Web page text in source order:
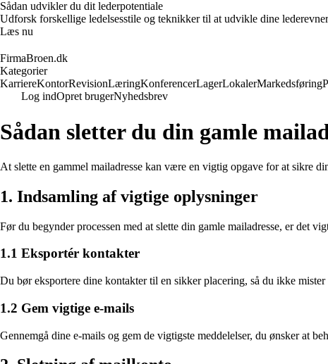
Sådan udvikler du dit lederpotentiale
Udforsk forskellige ledelsesstile og teknikker til at udvikle dine
Læs nu
FirmaBroen.dk
Kategorier
KarriereKontorRevisionLæringKonferencerLagerLokalerMarkedsføring
Log indOpret brugerNyhedsbrev
Sådan sletter du din gamle
At slette en gammel mailadresse kan være en vigtig opgave for at sikre
1. Indsamling af vigtige oplysninger
Før du begynder processen med at slette din gamle mailadresse, er det
1.1 Eksportér kontakter
Du bør eksportere dine kontakter til en sikker placering, så du ikke
1.2 Gem vigtige e-mails
Gennemgå dine e-mails og gem de vigtigste meddelelser, du ønsker at